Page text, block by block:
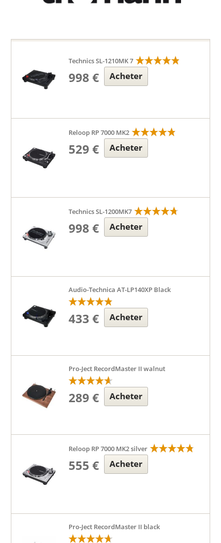
Technics SL-1210MK 7
998 € Acheter
Reloop RP 7000 MK2
529 € Acheter
Technics SL-1200MK7
998 € Acheter
Audio-Technica AT-LP140XP Black
433 € Acheter
Pro-Ject RecordMaster II walnut
289 € Acheter
Reloop RP 7000 MK2 silver
555 € Acheter
Pro-Ject RecordMaster II black